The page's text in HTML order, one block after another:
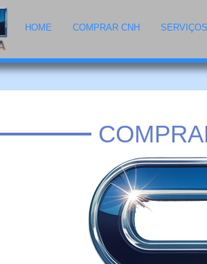
HOME COMPRAR CNH SERVIÇOS